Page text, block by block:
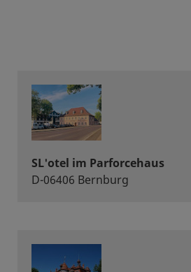
SL'otel im Parforcehaus
D-06406 Bernburg